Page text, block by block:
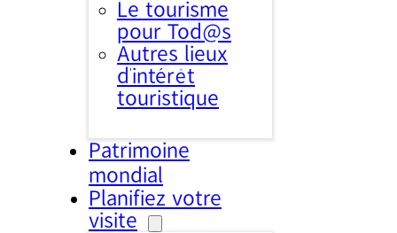
Le tourisme
pour Tod@s
Autres lieux
d'intérêt
touristique
Patrimoine
mondial
Planifiez votre
visite